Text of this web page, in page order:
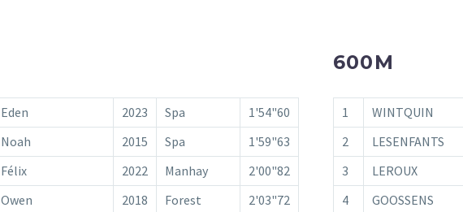
Eden 2023 Spa
1'54"60
Noah 2015 Spa
1'59"63
Félix 2022 Manhay
2'00"82
Owen 2018 Forest
2'03"72
600M
1 WINTQUIN
2
LESENFANTS
3
LEROUX
4
GOOSSENS